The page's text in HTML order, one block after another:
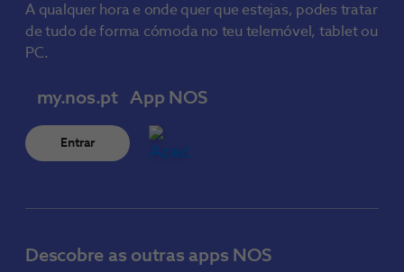
A qualquer hora e onde quer que estejas, podes tratar
de tudo de forma cómoda no teu telemóvel, tablet ou
PC.
my.nos.pt
Entrar
App NOS
Descobre as outras apps NOS